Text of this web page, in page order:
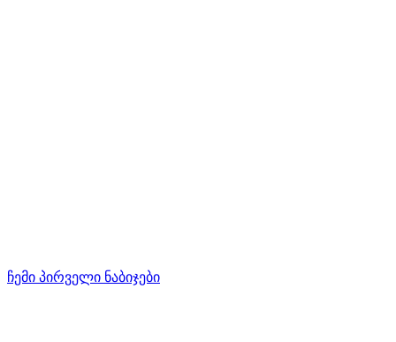
ჩემი პირველი ნაბიჯები